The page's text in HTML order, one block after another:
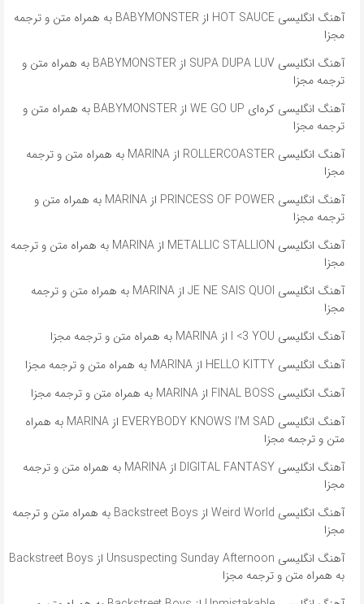
آهنگ انگلیسی HOT SAUCE از BABYMONSTER به همراه متن و ترجمه
مجزا
آهنگ انگلیسی SUPA DUPA LUV از BABYMONSTER به همراه متن و
ترجمه مجزا
آهنگ انگلیسی کره‌ای WE GO UP از BABYMONSTER به همراه متن و
ترجمه مجزا
آهنگ انگلیسی ROLLERCOASTER از MARINA به همراه متن و ترجمه
مجزا
آهنگ انگلیسی PRINCESS OF POWER از MARINA به همراه متن و
ترجمه مجزا
آهنگ انگلیسی METALLIC STALLION از MARINA به همراه متن و ترجمه
مجزا
آهنگ انگلیسی JE NE SAIS QUOI از MARINA به همراه متن و ترجمه
مجزا
آهنگ انگلیسی I <3 YOU از MARINA به همراه متن و ترجمه مجزا
آهنگ انگلیسی HELLO KITTY از MARINA به همراه متن و ترجمه مجزا
آهنگ انگلیسی FINAL BOSS از MARINA به همراه متن و ترجمه مجزا
آهنگ انگلیسی EVERYBODY KNOWS I’M SAD از MARINA به همراه
متن و ترجمه مجزا
آهنگ انگلیسی DIGITAL FANTASY از MARINA به همراه متن و ترجمه
مجزا
آهنگ انگلیسی Weird World از Backstreet Boys به همراه متن و ترجمه
مجزا
آهنگ انگلیسی Unsuspecting Sunday Afternoon از Backstreet Boys
به همراه متن و ترجمه مجزا